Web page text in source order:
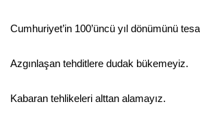
Cumhuriyet’in 100’üncü yıl dönümünü
Azgınlaşan tehditlere dudak bükemeyiz.
Kabaran tehlikeleri alttan alamayız.